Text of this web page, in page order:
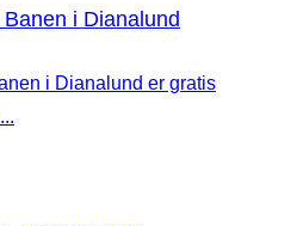
i Dianalund
i Dianalund er gratis